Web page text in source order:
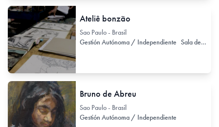
Ateliê bonzão
Sao Paulo - Brasil
Gestión Autónoma / Independiente Sala de Exhibición
Bruno de Abreu
Sao Paulo - Brasil
Gestión Autónoma / Independiente